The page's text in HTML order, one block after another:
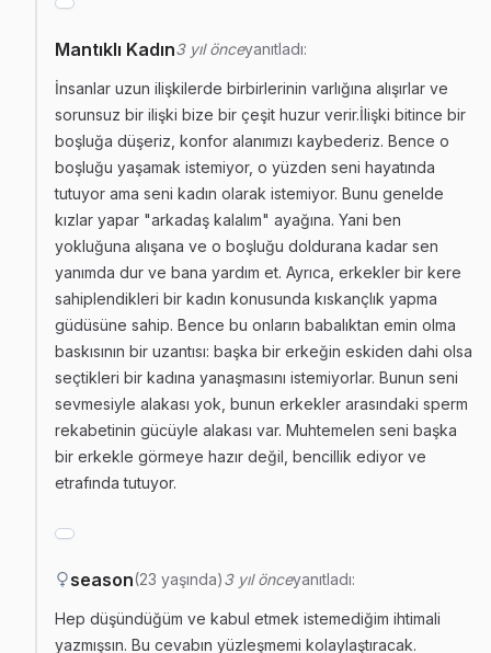
Mantıklı Kadın3 yıl önceyanıtladı:
İnsanlar uzun ilişkilerde birbirlerinin varlığına alışırlar ve
sorunsuz bir ilişki bize bir çeşit huzur verir.İlişki bitince bir
boşluğa düşeriz, konfor alanımızı kaybederiz. Bence o
boşluğu yaşamak istemiyor, o yüzden seni hayatında
tutuyor ama seni kadın olarak istemiyor. Bunu genelde
kızlar yapar "arkadaş kalalım" ayağına. Yani ben
yokluğuna alışana ve o boşluğu doldurana kadar sen
yanımda dur ve bana yardım et. Ayrıca, erkekler bir kere
sahiplendikleri bir kadın konusunda kıskançlık yapma
güdüsüne sahip. Bence bu onların babalıktan emin olma
baskısının bir uzantısı: başka bir erkeğin eskiden dahi olsa
seçtikleri bir kadına yanaşmasını istemiyorlar. Bunun seni
sevmesiyle alakası yok, bunun erkekler arasındaki sperm
rekabetinin gücüyle alakası var. Muhtemelen seni başka
bir erkekle görmeye hazır değil, bencillik ediyor ve
etrafında tutuyor.
season(23 yaşında)3 yıl önceyanıtladı:
Hep düşündüğüm ve kabul etmek istemediğim ihtimali
yazmışsın. Bu cevabın yüzleşmemi kolaylaştıracak.